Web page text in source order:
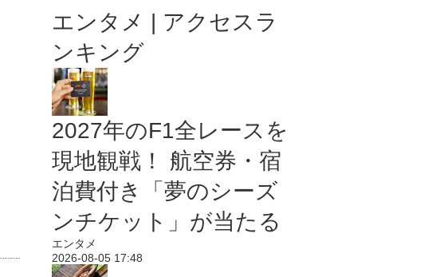
エンタメ | アクセスラ
ンキング
2027年のF1全レースを
現地観戦！ 航空券・宿
泊費付き「夢のシーズ
ンチケット」が当たる
エンタメ
2026-08-05 17:48